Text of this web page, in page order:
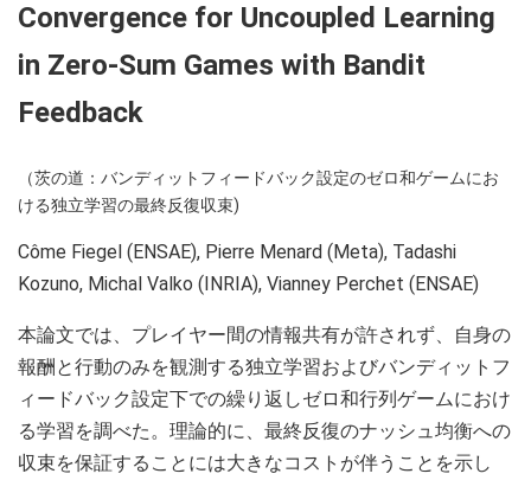
Convergence for Uncoupled Learning
in Zero-Sum Games with Bandit
Feedback
（茨の道：バンディットフィードバック設定のゼロ和ゲームにお
ける独立学習の最終反復収束)
Côme Fiegel (ENSAE), Pierre Menard (Meta), Tadashi
Kozuno, Michal Valko (INRIA), Vianney Perchet (ENSAE)
本論文では、プレイヤー間の情報共有が許されず、自身の
報酬と行動のみを観測する独立学習およびバンディットフ
ィードバック設定下での繰り返しゼロ和行列ゲームにおけ
る学習を調べた。理論的に、最終反復のナッシュ均衡への
収束を保証することには大きなコストが伴うことを示し